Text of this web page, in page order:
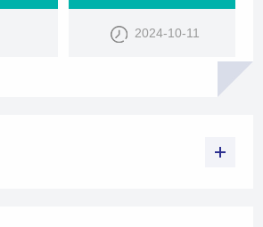
BDS）是中国自主研发的全球卫星
高精度定位、快速授时和短报文通信
路面智能摊铺系统中，北斗GNSS高
2024-10-11